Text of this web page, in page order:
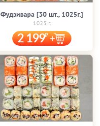
Фудзивара [30 шт., 1025г.]
1025 г.
2 199